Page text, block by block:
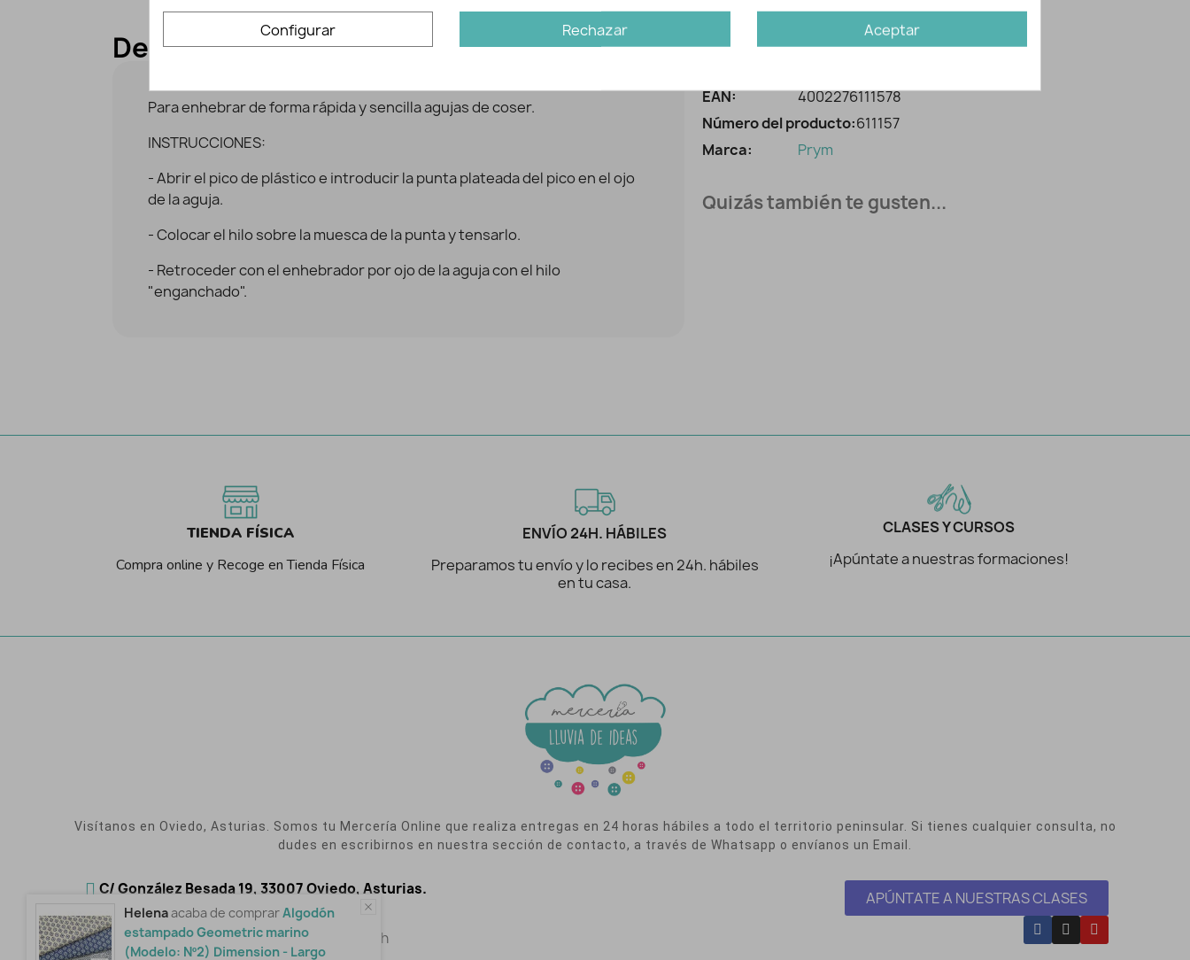
Descripción y detalles
Para enhebrar de forma rápida y sencilla agujas de coser.
INSTRUCCIONES:
- Abrir el pico de plástico e introducir la punta plateada del pico en el ojo
de la aguja.
- Colocar el hilo sobre la muesca de la punta y tensarlo.
- Retroceder con el enhebrador por ojo de la aguja con el hilo
"enganchado".
Información adicional
EAN:
4002276111578
Número del producto:611157
Marca:
Prym
Quizás también te gusten...
TIENDA FÍSICA
Compra online y Recoge en Tienda Física
ENVÍO 24H. HÁBILES
Preparamos tu envío y lo recibes en 24h. hábiles
en tu casa.
CLASES Y CURSOS
¡Apúntate a nuestras formaciones!
Visítanos en Oviedo, Asturias. Somos tu Mercería Online que realiza entregas en 24 horas hábiles a todo el territorio peninsular. Si tienes cualquier consulta, no
dudes en escribirnos en nuestra sección de contacto, a través de Whatsapp o envíanos un Email.
C/ González Besada 19, 33007 Oviedo, Asturias.
Visítanos cuando quieras:
LUN - VIE: 9:30h a14:00h y de 16:30h a 19:30h
SÁB: 10:00h a 14:00h
APÚNTATE A NUESTRAS CLASES
Configurar Rechazar Aceptar
Helenaacaba de comprarAlgodón
estampado Geometric marino
(Modelo: Nº2) Dimension - Largo